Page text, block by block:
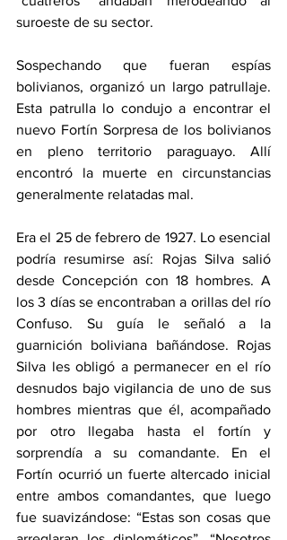
suroeste de su sector.
Sospechando que fueran espías
bolivianos, organizó un largo patrullaje.
Esta patrulla lo condujo a encontrar el
nuevo Fortín Sorpresa de los bolivianos
en pleno territorio paraguayo. Allí
encontró la muerte en circunstancias
generalmente relatadas mal.
Era el 25 de febrero de 1927. Lo esencial
podría resumirse así: Rojas Silva salió
desde Concepción con 18 hombres. A
los 3 días se encontraban a orillas del río
Confuso. Su guía le señaló a la
guarnición boliviana bañándose. Rojas
Silva les obligó a permanecer en el río
desnudos bajo vigilancia de uno de sus
hombres mientras que él, acompañado
por otro llegaba hasta el fortín y
sorprendía a su comandante. En el
Fortín ocurrió un fuerte altercado inicial
entre ambos comandantes, que luego
fue suavizándose: “Estas son cosas que